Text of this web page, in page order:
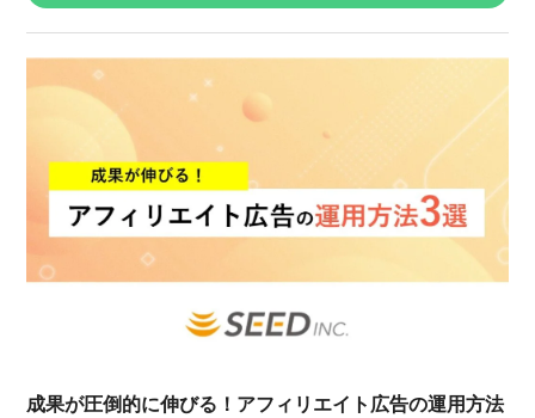
成果が圧倒的に伸びる！アフィリエイト広告の運用方法